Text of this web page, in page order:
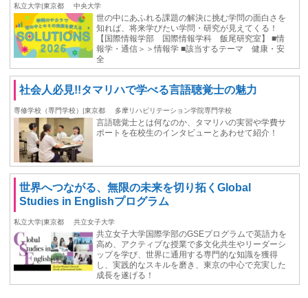
私立大学|東京都 中央大学
世の中にあふれる課題の解決に挑む学問の面白さを
知れば、将来学びたい学問・研究が見えてくる！
【国際情報学部 国際情報学科 飯尾研究室】 ■情
報学・通信＞＞情報学 ■該当するテーマ 健康・安
全
社会人必見!!タマリハで学べる言語聴覚士の魅力
専修学校（専門学校）|東京都 多摩リハビリテーション学院専門学校
言語聴覚士とは何なのか、タマリハの実習や学費サ
ポートを在校生のインタビューとあわせて紹介！
世界へつながる、無限の未来を切り拓くGlobal
Studies in Englishプログラム
私立大学|東京都 共立女子大学
共立女子大学国際学部のGSEプログラムで英語力を
高め、アクティブな授業で多文化共生やリーダーシ
ップを学び、世界に通用する専門的な知識を獲得
し、実践的なスキルを磨き、東京の中心で充実した
成長を遂げる！